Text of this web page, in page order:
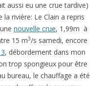
aussi eu une crue tardive)
rivière: Le Clain a repris
nouvelle crue, 1,99m à
15 m3/s samedi, encore
, débordement dans mon
trop spongieux pour être
bureau, le chauffage a été